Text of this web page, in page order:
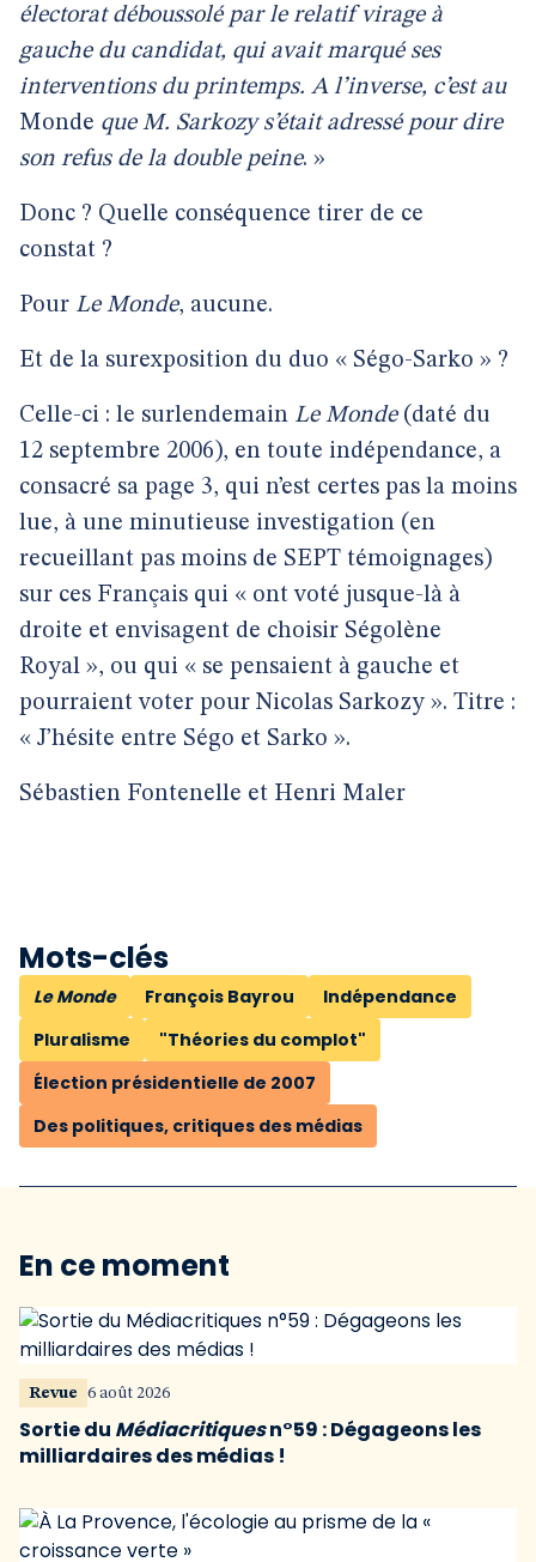
électorat déboussolé par le relatif virage à
gauche du candidat, qui avait marqué ses
interventions du printemps. A l’inverse, c’est au
Monde que M. Sarkozy s’était adressé pour dire
son refus de la double peine. »
Donc ? Quelle conséquence tirer de ce
constat ?
Pour Le Monde, aucune.
Et de la surexposition du duo « Ségo-Sarko » ?
Celle-ci : le surlendemain Le Monde(daté du
12 septembre 2006), en toute indépendance, a
consacré sa page 3, qui n’est certes pas la moins
lue, à une minutieuse investigation (en
recueillant pas moins de SEPT témoignages)
sur ces Français qui « ont voté jusque-là à
droite et envisagent de choisir Ségolène
Royal », ou qui « se pensaient à gauche et
pourraient voter pour Nicolas Sarkozy ». Titre :
« J’hésite entre Ségo et Sarko ».
Sébastien Fontenelle et Henri Maler
Mots-clés
Le Monde François Bayrou
Indépendance
Pluralisme
"Théories du complot"
Élection présidentielle de 2007
Des politiques, critiques des médias
En ce moment
Revue 6 août 2026
Sortie du Médiacritiquesn°59 : Dégageons les
milliardaires des médias !